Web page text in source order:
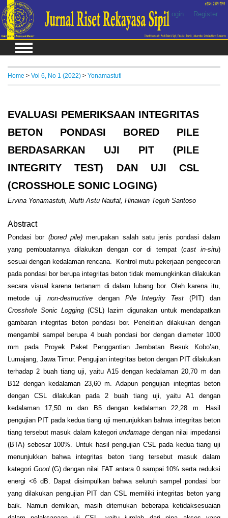
Login Register
Home > Vol 6, No 1 (2022) > Yonamastuti
EVALUASI PEMERIKSAAN INTEGRITAS
BETON PONDASI BORED PILE
BERDASARKAN UJI PIT (PILE
INTEGRITY TEST) DAN UJI CSL
(CROSSHOLE SONIC LOGING)
Ervina Yonamastuti, Mufti Astu Naufal, Hinawan Teguh Santoso
Abstract
Pondasi bor (bored pile) merupakan salah satu jenis pondasi dalam
yang pembuatannya dilakukan dengan cor di tempat (cast in-situ)
sesuai dengan kedalaman rencana. Kontrol mutu pekerjaan pengecoran
pada pondasi bor berupa integritas beton tidak memungkinkan dilakukan
secara visual karena tertanam di dalam lubang bor. Oleh karena itu,
metode uji non-destructivedengan Pile Integrity Test (PIT) dan
Crosshole Sonic Logging (CSL) lazim digunakan untuk mendapatkan
gambaran integritas beton pondasi bor. Penelitian dilakukan dengan
mengambil sampel berupa 4 buah pondasi bor dengan diameter 1000
mm pada Proyek Paket Penggantian Jembatan Besuk Kobo’an,
Lumajang, Jawa Timur. Pengujian integritas beton dengan PIT dilakukan
terhadap 2 buah tiang uji, yaitu A15 dengan kedalaman 20,70 m dan
B12 dengan kedalaman 23,60 m. Adapun pengujian integritas beton
dengan CSL dilakukan pada 2 buah tiang uji, yaitu A1 dengan
kedalaman 17,50 m dan B5 dengan kedalaman 22,28 m. Hasil
pengujian PIT pada kedua tiang uji menunjukkan bahwa integritas beton
tiang tersebut masuk dalam kategoriundamage dengan nilai impedansi
(BTA) sebesar 100%. Untuk hasil pengujian CSL pada kedua tiang uji
menunjukkan bahwa integritas beton tiang tersebut masuk dalam
kategori Good(G) dengan nilai FAT antara 0 sampai 10% serta reduksi
energi <6 dB. Dapat disimpulkan bahwa seluruh sampel pondasi bor
yang dilakukan pengujian PIT dan CSL memiliki integritas beton yang
baik. Namun demikian, masih ditemukan beberapa ketidaksesuaian